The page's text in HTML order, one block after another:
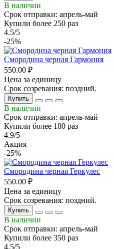
В наличии
Срок отправки: апрель-май
Купили более 250 раз
4.5/5
-25%
Смородина черная Гармония
550.00 ₽
Цена за единицу
Срок созревания: поздний.
Купить
В наличии
Срок отправки: апрель-май
Купили более 180 раз
4.9/5
Акция
-25%
Смородина черная Геркулес
550.00 ₽
Цена за единицу
Срок созревания: поздний.
Купить
В наличии
Срок отправки: апрель-май
Купили более 350 раз
4.5/5